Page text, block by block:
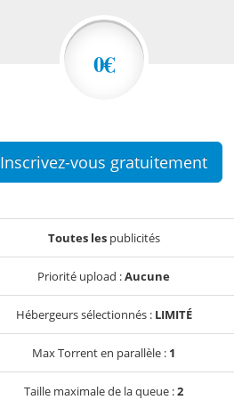
0€
Inscrivez-vous gratuitement
Toutes lespublicités
Priorité upload :Aucune
Hébergeurs sélectionnés : LIMITÉ
Max Torrent en parallèle : 1
Taille maximale de la queue :2